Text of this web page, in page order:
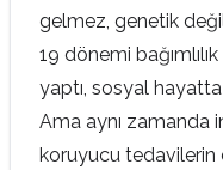
gelmez, genetik
19 dönemi
yaptı, sosyal
Ama aynı zamanda
koruyucu tedavilerin